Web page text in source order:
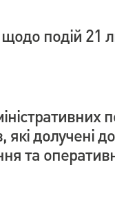
подій 21
які долучені
та